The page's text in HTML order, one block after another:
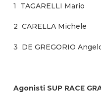
1 TAGARELLI Mario
2 CARELLA Michele
3 DE GREGORIO
Agonisti SUP RACE